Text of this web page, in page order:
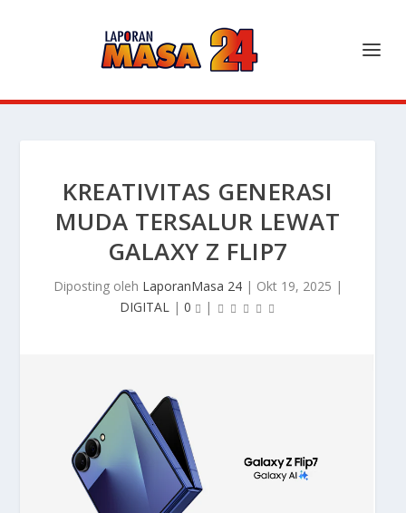
KREATIVITAS GENERASI
MUDA TERSALUR LEWAT
GALAXY Z FLIP7
Diposting oleh LaporanMasa 24| Okt 19, 2025 |
DIGITAL | 0 |